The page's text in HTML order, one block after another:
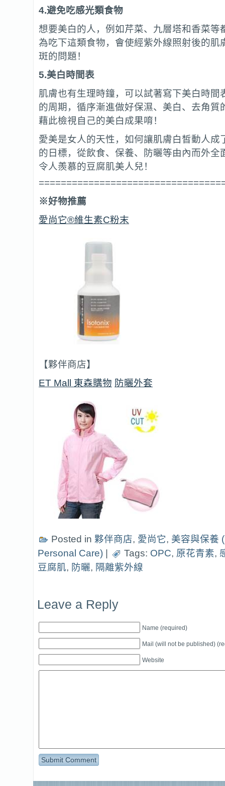
4.避免吃感光類食物
想要美白的人，例如芹菜、九層塔和香菜等
為吃下這類食物，會使經紫外線照射後的肌
斑的問題！
5.美白時間表
肌膚也有生理時鐘，可以試著寫下美白時間
的周期，循序漸進做好保濕、美白、去角質
藉此檢視自己的美白成果唷！
愛美是女人的天性，如何讓肌膚白皙動人成
的日標，從飲食、保養、防曬等由內而外全
令人羨慕的豆腐肌美人兒！
※好物推薦
愛尚它®維生素C粉末
【夥伴商店】
ET Mall 東森購物 防曬外套
Posted in 夥伴商店, 愛尚它, 美容與保養
Personal Care) | Tags: OPC, 原花青素,
豆腐肌, 防曬, 隔離紫外線
Leave a Reply
Name (required)
Mail (will not be published)
Website